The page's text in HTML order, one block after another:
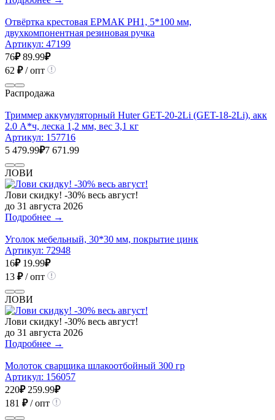
Отвёртка крестовая ЕРМАК PH1, 5*100 мм,
двухкомпонентная резиновая ручка
Артикул: 47199
76₽ 89.99₽
62 ₽/ опт
Распродажа
Триммер аккумуляторный Huter GET-20-2Li (GET-18-2Li), акк
2.0 А*ч, леска 1,2 мм, вес 3,1 кг
Артикул: 157716
5 479.99₽7 671.99
ЛОВИ
Лови скидку! -30% весь август!
до 31 августа 2026
Подробнее →
Уголок мебельный, 30*30 мм, покрытие цинк
Артикул: 72948
16₽ 19.99₽
13 ₽/ опт
ЛОВИ
Лови скидку! -30% весь август!
до 31 августа 2026
Подробнее →
Молоток сварщика шлакоотбойный 300 гр
Артикул: 156057
220₽ 259.99₽
181 ₽/ опт